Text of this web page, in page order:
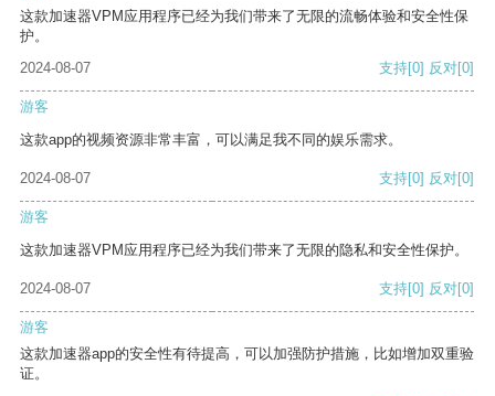
这款加速器VPM应用程序已经为我们带来了无限的流畅体验和安全性保
护。
2024-08-07
支持[0] 反对[0]
游客
这款app的视频资源非常丰富，可以满足我不同的娱乐需求。
2024-08-07 支持[0] 反对[0]
游客
这款加速器VPM应用程序已经为我们带来了无限的隐私和安全性保护。
2024-08-07 支持[0] 反对[0]
游客
这款加速器app的安全性有待提高，可以加强防护措施，比如增加双重验
证。